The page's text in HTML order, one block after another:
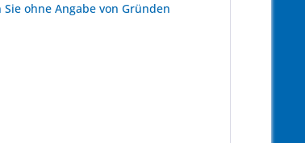
ohne Angabe von Gründen